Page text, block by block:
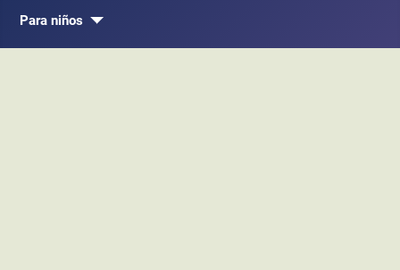
Para niños